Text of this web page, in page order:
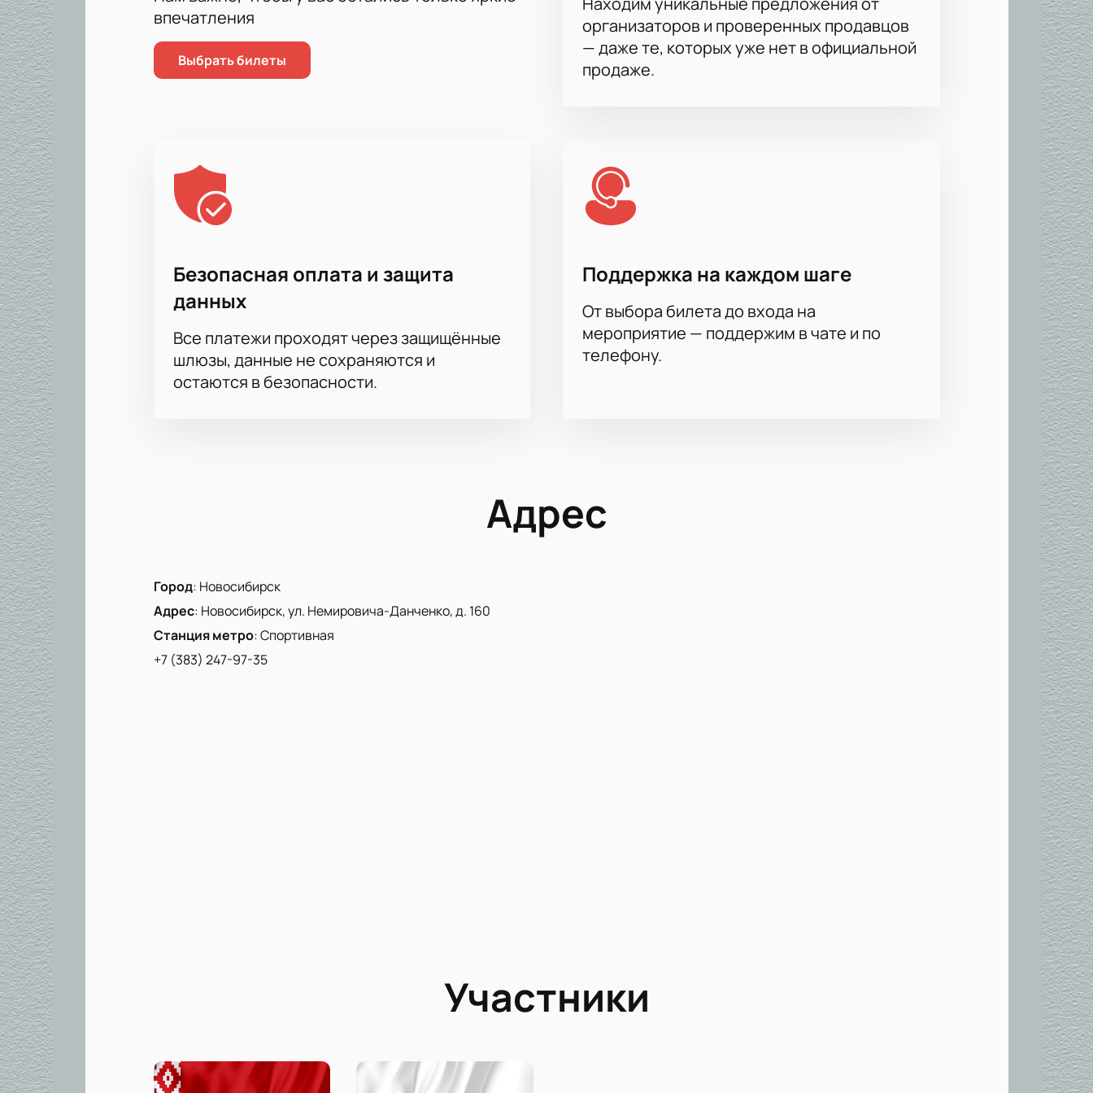
впечатления
Выбрать билеты
организаторов и проверенных продавцов
— даже те, которых уже нет в официальной
продаже.
Безопасная оплата и защита
данных
Все платежи проходят через защищённые
шлюзы, данные не сохраняются и
остаются в безопасности.
Поддержка на каждом шаге
От выбора билета до входа на
мероприятие — поддержим в чате и по
телефону.
Адрес
Город: Новосибирск
Адрес: Новосибирск, ул. Немировича-Данченко, д. 160
Станция метро:Спортивная
+7 (383) 247-97-35
Участники